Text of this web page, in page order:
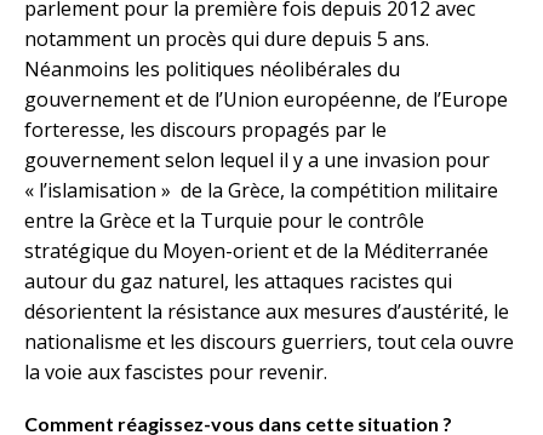
parlement pour la première fois depuis 2012 avec
notamment un procès qui dure depuis 5 ans.
Néanmoins les politiques néolibérales du
gouvernement et de l’Union européenne, de l’Europe
forteresse, les discours propagés par le
gouvernement selon lequel il y a une invasion pour
« l’islamisation » de la Grèce, la compétition militaire
entre la Grèce et la Turquie pour le contrôle
stratégique du Moyen-orient et de la Méditerranée
autour du gaz naturel, les attaques racistes qui
désorientent la résistance aux mesures d’austérité, le
nationalisme et les discours guerriers, tout cela ouvre
la voie aux fascistes pour revenir.
Comment réagissez-vous dans cette situation ?